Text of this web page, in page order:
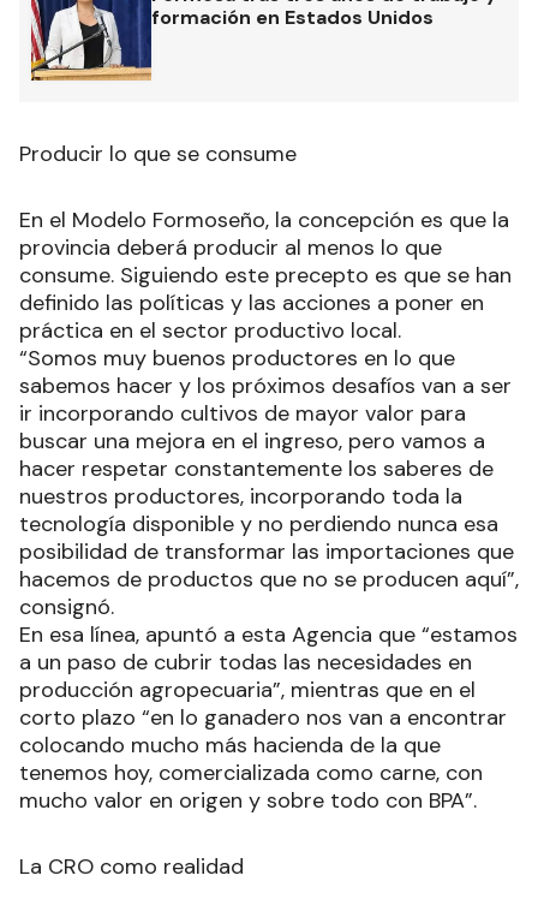
formación en Estados Unidos
Producir lo que se consume
En el Modelo Formoseño, la concepción es que la
provincia deberá producir al menos lo que
consume. Siguiendo este precepto es que se han
definido las políticas y las acciones a poner en
práctica en el sector productivo local.
“Somos muy buenos productores en lo que
sabemos hacer y los próximos desafíos van a ser
ir incorporando cultivos de mayor valor para
buscar una mejora en el ingreso, pero vamos a
hacer respetar constantemente los saberes de
nuestros productores, incorporando toda la
tecnología disponible y no perdiendo nunca esa
posibilidad de transformar las importaciones que
hacemos de productos que no se producen aquí”,
consignó.
En esa línea, apuntó a esta Agencia que “estamos
a un paso de cubrir todas las necesidades en
producción agropecuaria”, mientras que en el
corto plazo “en lo ganadero nos van a encontrar
colocando mucho más hacienda de la que
tenemos hoy, comercializada como carne, con
mucho valor en origen y sobre todo con BPA”.
La CRO como realidad